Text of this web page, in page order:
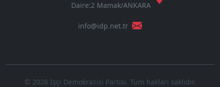
Daire:2 Mamak/ANKARA
info@idp.net.tr
© 2026 İşçi Demokrasisi Partisi. Tüm hakları saklıdır.